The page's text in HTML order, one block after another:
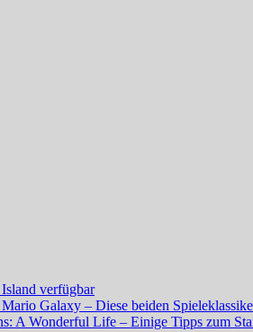
verfügbar
Mario Galaxy – Diese beiden
A Wonderful Life – Einige Tipps zum